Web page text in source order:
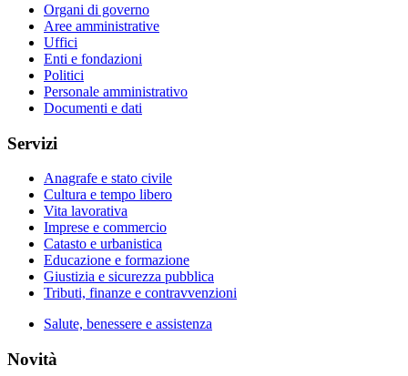
Organi di governo
Aree amministrative
Uffici
Enti e fondazioni
Politici
Personale amministrativo
Documenti e dati
Servizi
Anagrafe e stato civile
Cultura e tempo libero
Vita lavorativa
Imprese e commercio
Catasto e urbanistica
Educazione e formazione
Giustizia e sicurezza pubblica
Tributi, finanze e contravvenzioni
Salute, benessere e assistenza
Novità